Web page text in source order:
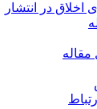
در انتشار